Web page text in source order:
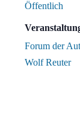
Öffentlich
Forum der
Wolf Reuter